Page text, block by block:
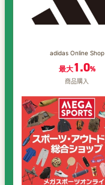
adidas Online Shop
最大1.0%
商品購入